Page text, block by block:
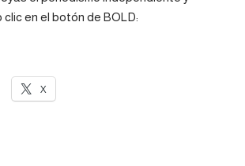
en el botón de BOLD:
X